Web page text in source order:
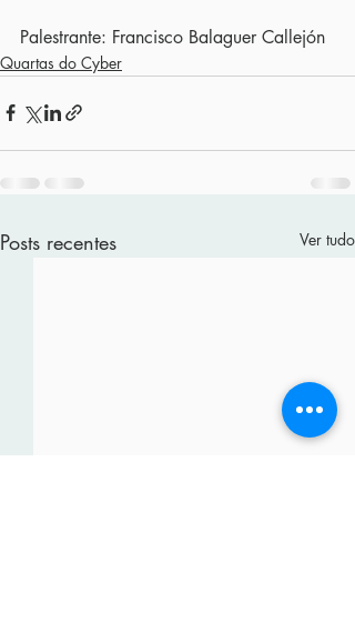
Palestrante: Francisco Balaguer Callejón
Quartas do Cyber
Posts recentes Ver tudo